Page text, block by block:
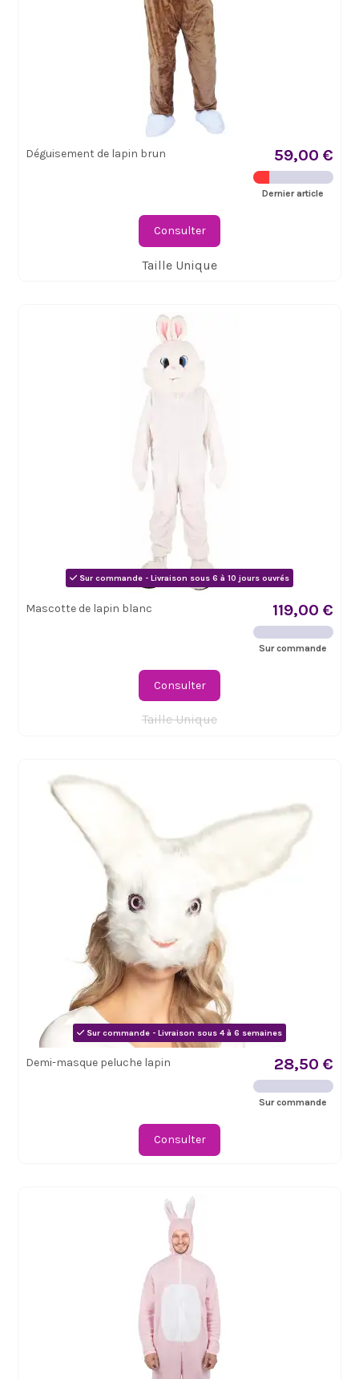
Déguisement de lapin brun 59,00 €
Dernier article
Consulter
Taille Unique
Sur commande - Livraison sous 6 à 10 jours ouvrés
Mascotte de lapin blanc 119,00 €
Sur commande
Consulter
Taille Unique
Sur commande - Livraison sous 4 à 6 semaines
Demi-masque peluche lapin 28,50 €
Sur commande
Consulter